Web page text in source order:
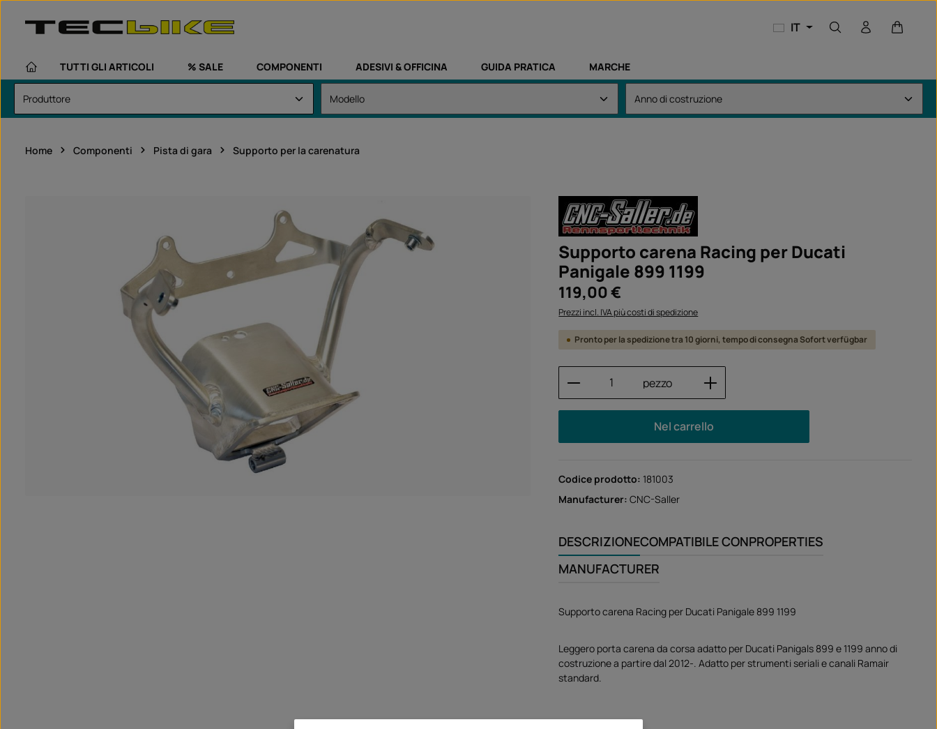
IT Il
TUTTI GLI ARTICOLI % SALE COMPONENTI ADESIVI & OFFICINA GUIDA PRATICA MARCHE
Home Componenti Pista di gara Supporto per la carenatura
Supporto carena Racing per Ducati
Panigale 899 1199
Prezzo normale:
119,00 €
Prezzi incl. IVA più costi di spedizione
Pronto per la spedizione tra 10 giorni, tempo di consegna Sofort verfügbar
Quantità del prodotto: inserisci la quantità
pezzo
Nel carrello
Codice prodotto: 181003
Manufacturer:CNC-Saller
DESCRIZIONECOMPATIBILE CONPROPERTIES
MANUFACTURER
Supporto carena Racing per Ducati Panigale 899 1199
Leggero porta carena da corsa adatto per Ducati Panigals 899 e 1199 anno di
costruzione a partire dal 2012-. Adatto per strumenti seriali e canali Ramair
standard.